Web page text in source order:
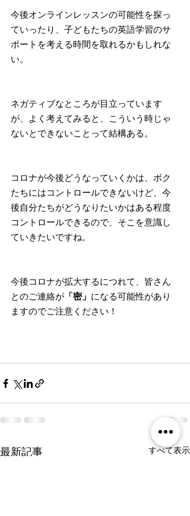
今後オンラインレッスンの可能性を探っ
ていったり、子どもたちの英語学習のサ
ポートを考える時間を取れるかもしれな
い。
ネガティブなところが目立っています
が、よく考えてみると、こういう時じゃ
ないとできないことって結構ある。
コロナが今後どうなっていくかは、ボク
たちにはコントロールできないけど、今
後自分たちがどうなりたいかはある程度
コントロールできるので、そこを意識し
ていきたいですね。
今後コロナが拡大するにつれて、皆さん
とのご連絡が 「密」 になる可能性があり
ますのでご注意ください！
最新記事 すべて表示